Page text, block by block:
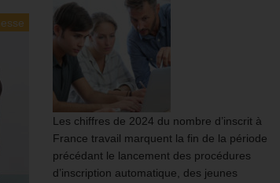
Les chiffres de 2024 du nombre d’inscrit à
France travail marquent la fin de la période
précédant le lancement des procédures
d’inscription automatique, des jeunes